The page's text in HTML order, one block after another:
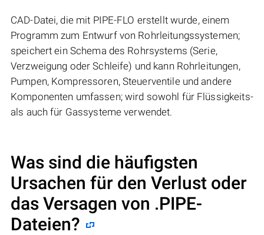
CAD-Datei, die mit PIPE-FLO erstellt wurde, einem
Programm zum Entwurf von Rohrleitungssystemen;
speichert ein Schema des Rohrsystems (Serie,
Verzweigung oder Schleife) und kann Rohrleitungen,
Pumpen, Kompressoren, Steuerventile und andere
Komponenten umfassen; wird sowohl für Flüssigkeits-
als auch für Gassysteme verwendet.
Was sind die häufigsten
Ursachen für den Verlust oder
das Versagen von .PIPE-
Dateien?